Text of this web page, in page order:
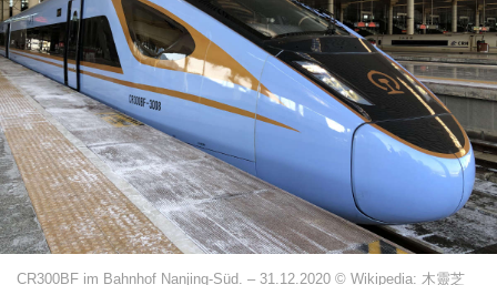
CR300BF im Bahnhof Nanjing-Süd. – 31.12.2020 © Wikipedia: 木靈芝